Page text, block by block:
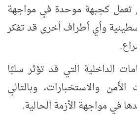
تعمل كجبهة موحدة في مواجهة
وأي أطراف أخرى قد تفكر
الداخلية التي قد تؤثر سلبًا
والاستخبارات، وبالتالي
في مواجهة الأزمة الحالية.